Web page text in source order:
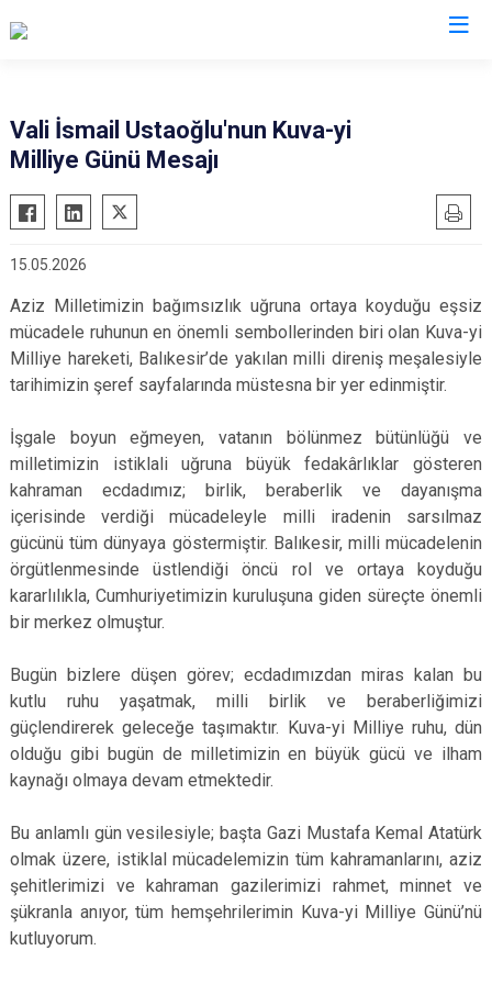
Vali İsmail Ustaoğlu'nun Kuva-yi
Milliye Günü Mesajı
15.05.2026
Aziz Milletimizin bağımsızlık uğruna ortaya koyduğu eşsiz
mücadele ruhunun en önemli sembollerinden biri olan Kuva-yi
Milliye hareketi, Balıkesir’de yakılan milli direniş meşalesiyle
tarihimizin şeref sayfalarında müstesna bir yer edinmiştir.
İşgale boyun eğmeyen, vatanın bölünmez bütünlüğü ve
milletimizin istiklali uğruna büyük fedakârlıklar gösteren
kahraman ecdadımız; birlik, beraberlik ve dayanışma
içerisinde verdiği mücadeleyle milli iradenin sarsılmaz
gücünü tüm dünyaya göstermiştir. Balıkesir, milli mücadelenin
örgütlenmesinde üstlendiği öncü rol ve ortaya koyduğu
kararlılıkla, Cumhuriyetimizin kuruluşuna giden süreçte önemli
bir merkez olmuştur.
Bugün bizlere düşen görev; ecdadımızdan miras kalan bu
kutlu ruhu yaşatmak, milli birlik ve beraberliğimizi
güçlendirerek geleceğe taşımaktır. Kuva-yi Milliye ruhu, dün
olduğu gibi bugün de milletimizin en büyük gücü ve ilham
kaynağı olmaya devam etmektedir.
Bu anlamlı gün vesilesiyle; başta Gazi Mustafa Kemal Atatürk
olmak üzere, istiklal mücadelemizin tüm kahramanlarını, aziz
şehitlerimizi ve kahraman gazilerimizi rahmet, minnet ve
şükranla anıyor, tüm hemşehrilerimin Kuva-yi Milliye Günü’nü
kutluyorum.